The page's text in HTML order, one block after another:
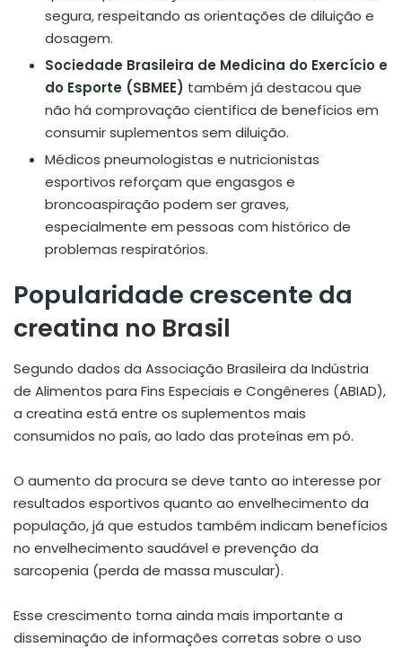
segura, respeitando as orientações de diluição e
dosagem.
Sociedade Brasileira de Medicina do Exercício e
do Esporte (SBMEE) também já destacou que
não há comprovação científica de benefícios em
consumir suplementos sem diluição.
Médicos pneumologistas e nutricionistas
esportivos reforçam que engasgos e
broncoaspiração podem ser graves,
especialmente em pessoas com histórico de
problemas respiratórios.
Popularidade crescente da
creatina no Brasil
Segundo dados da Associação Brasileira da Indústria
de Alimentos para Fins Especiais e Congêneres (ABIAD),
a creatina está entre os suplementos mais
consumidos no país, ao lado das proteínas em pó.
O aumento da procura se deve tanto ao interesse por
resultados esportivos quanto ao envelhecimento da
população, já que estudos também indicam benefícios
no envelhecimento saudável e prevenção da
sarcopenia (perda de massa muscular).
Esse crescimento torna ainda mais importante a
disseminação de informações corretas sobre o uso